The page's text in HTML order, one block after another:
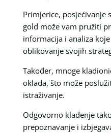
Primjerice, posjećivanje
gold može vam pružiti
informacija i analiza
oblikovanje svojih
Također, mnoge
oklada, što može
istraživanje.
Odgovorno klađenje
prepoznavanje i